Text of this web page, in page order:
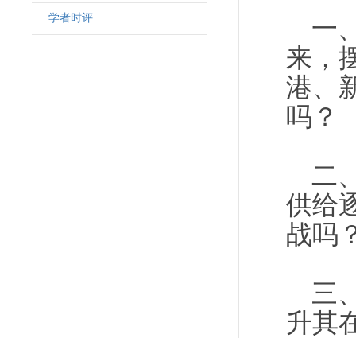
学者时评
一
来，
港、
吗？
二
供给
战吗
三
升其